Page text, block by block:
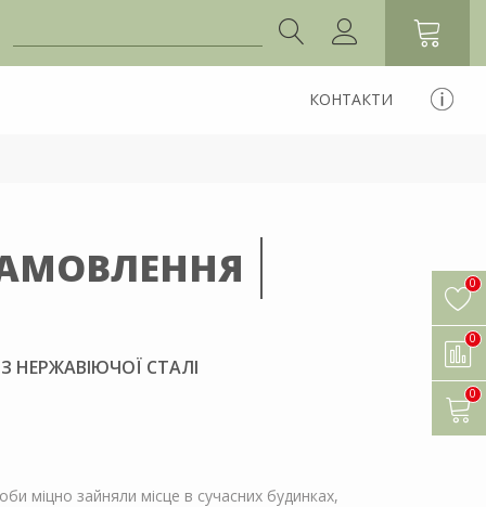
КОНТАКТИ
СТАЛІ
міцно зайняли місце в сучасних будинках,
0
0
0